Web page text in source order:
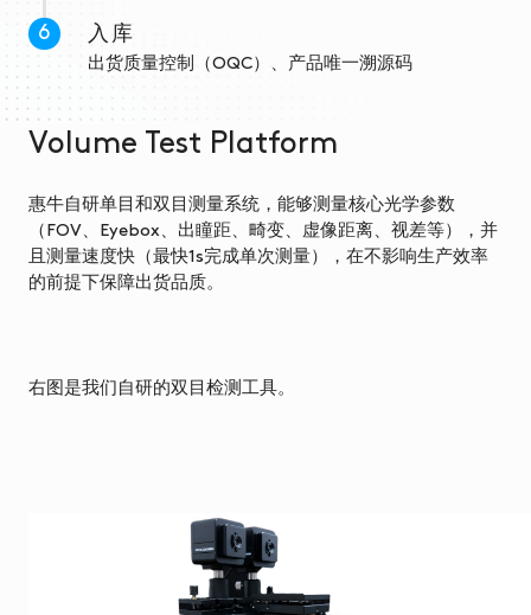
入库
出货质量控制（OQC）、产品唯一溯源码
Volume Test Platform
惠牛自研单目和双目测量系统，能够测量核心光学参数
（FOV、Eyebox、出瞳距、畸变、虚像距离、视差等），并
且测量速度快（最快1s完成单次测量），在不影响生产效率
的前提下保障出货品质。
右图是我们自研的双目检测工具。